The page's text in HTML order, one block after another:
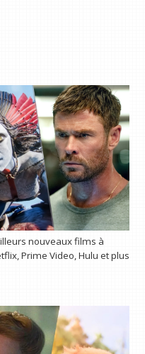
nouveaux films à
Prime Video, Hulu et plus